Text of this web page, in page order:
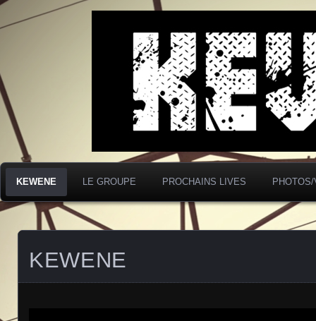
KEWENE -
KEWENE LE GROUPE PROCHAINS LIVES
KEWENE